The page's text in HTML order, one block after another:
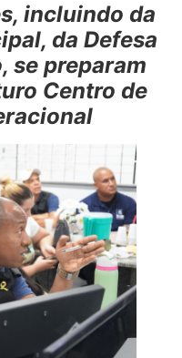
incluindo da
da Defesa
se preparam
Centro de